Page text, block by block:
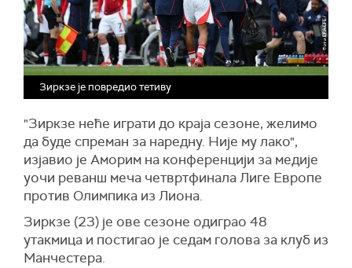
Зиркзе је повредио тетиву
"Зиркзе неће играти до краја сезоне, желимо
да буде спреман за наредну. Није му лако",
изјавио је Аморим на конференцији за медије
уочи реванш меча четвртфинала Лиге Европе
против Олимпика из Лиона.
Зиркзе (23) је ове сезоне одиграо 48
утакмица и постигао је седам голова за клуб из
Манчестера.